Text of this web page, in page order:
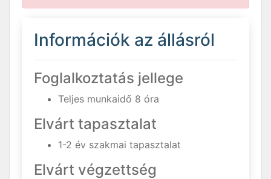
Információk az állásról
Foglalkoztatás jellege
Teljes munkaidő 8 óra
Elvárt tapasztalat
1-2 év szakmai tapasztalat
Elvárt végzettség